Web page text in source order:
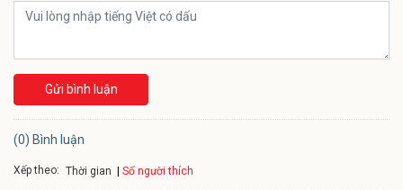
Gửi bình luận
(0) Bình luận
Xếp theo: Thời gian Số người thích